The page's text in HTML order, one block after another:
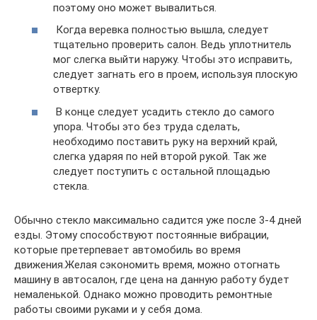
поэтому оно может вывалиться.
​ Когда веревка полностью вышла, следует
тщательно проверить салон. Ведь уплотнитель
мог слегка выйти наружу. Чтобы это исправить,
следует загнать его в проем, используя плоскую
отвертку.
​ В конце следует усадить стекло до самого
упора. Чтобы это без труда сделать,
необходимо поставить руку на верхний край,
слегка ударяя по ней второй рукой. Так же
следует поступить с остальной площадью
стекла.
Обычно стекло максимально садится уже после 3-4 дней
езды. Этому способствуют постоянные вибрации,
которые претерпевает автомобиль во время
движения.Желая сэкономить время, можно отогнать
машину в автосалон, где цена на данную работу будет
немаленькой. Однако можно проводить ремонтные
работы своими руками и у себя дома.